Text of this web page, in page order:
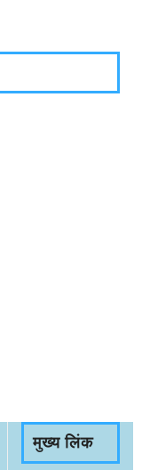
मुख्य लिंक